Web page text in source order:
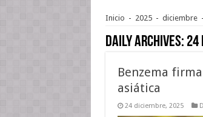
Inicio - 2025 - diciembre -
Daily Archives: 24
Benzema
asiática
24 diciembre, 2025